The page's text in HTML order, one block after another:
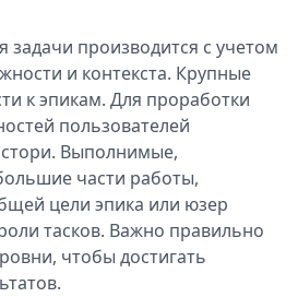
задачи производится с учетом
и контекста. Крупные
к эпикам. Для проработки
пользователей
стори. Выполнимые,
части работы,
цели эпика или юзер
тасков. Важно правильно
чтобы достигать